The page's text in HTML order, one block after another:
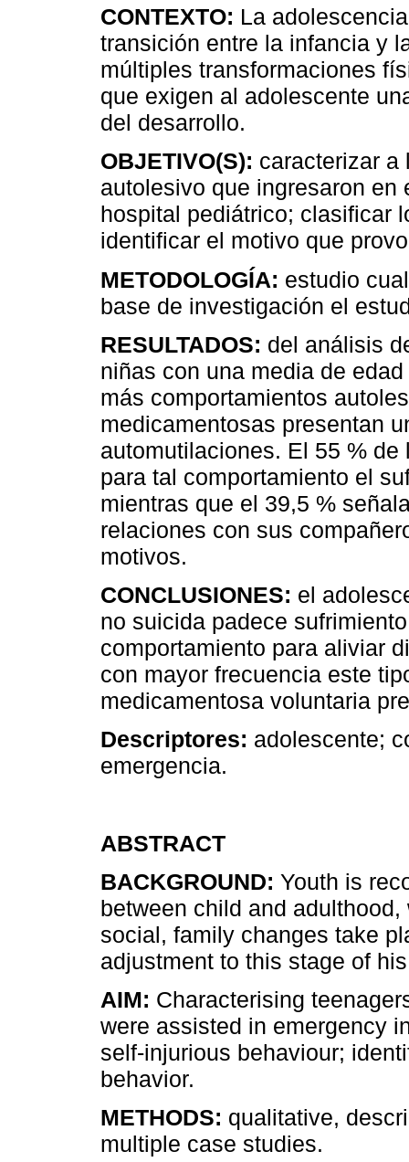
CONTEXTO: La
transición entre la infancia y
múltiples transformaciones
que exigen al adolescente
del desarrollo.
OBJETIVO(S): caracterizar a
autolesivo que ingresaron
hospital pediátrico; clasificar
identificar el motivo que
METODOLOGÍA: estudio
base de investigación el
RESULTADOS: del análisis
niñas con una media de
más comportamientos
medicamentosas presentan
automutilaciones. El 55 %
para tal comportamiento el
mientras que el 39,5 %
relaciones con sus
motivos.
CONCLUSIONES: el
no suicida padece
comportamiento para aliviar
con mayor frecuencia este
medicamentosa voluntaria
Descriptores: adolescente;
emergencia.
ABSTRACT
BACKGROUND: Youth is
between child and
social, family changes take
adjustment to this stage of
AIM: Characterising
were assisted in emergency
self-injurious behaviour;
behavior.
METHODS: qualitative,
multiple case studies.